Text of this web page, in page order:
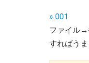
» 001
ファイル→
すればう